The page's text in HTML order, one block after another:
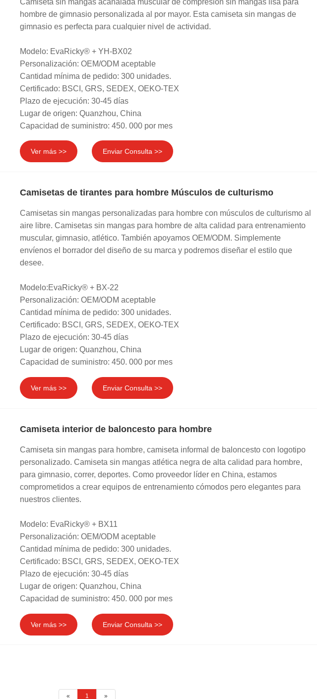
hombre de gimnasio personalizada al por mayor. Esta camiseta sin mangas de
gimnasio es perfecta para cualquier nivel de actividad.
Modelo: EvaRicky® + YH-BX02
Personalización: OEM/ODM aceptable
Cantidad mínima de pedido: 300 unidades.
Certificado: BSCI, GRS, SEDEX, OEKO-TEX
Plazo de ejecución: 30-45 días
Lugar de origen: Quanzhou, China
Capacidad de suministro: 450. 000 por mes
Ver más >> Enviar Consulta >>
Camisetas de tirantes para hombre Músculos de culturismo
Camisetas sin mangas personalizadas para hombre con músculos de culturismo al
aire libre. Camisetas sin mangas para hombre de alta calidad para entrenamiento
muscular, gimnasio, atlético. También apoyamos OEM/ODM. Simplemente
envíenos el borrador del diseño de su marca y podremos diseñar el estilo que
desee.
Modelo:EvaRicky® + BX-22
Personalización: OEM/ODM aceptable
Cantidad mínima de pedido: 300 unidades.
Certificado: BSCI, GRS, SEDEX, OEKO-TEX
Plazo de ejecución: 30-45 días
Lugar de origen: Quanzhou, China
Capacidad de suministro: 450. 000 por mes
Ver más >> Enviar Consulta >>
Camiseta interior de baloncesto para hombre
Camiseta sin mangas para hombre, camiseta informal de baloncesto con logotipo
personalizado. Camiseta sin mangas atlética negra de alta calidad para hombre,
para gimnasio, correr, deportes. Como proveedor líder en China, estamos
comprometidos a crear equipos de entrenamiento cómodos pero elegantes para
nuestros clientes.
Modelo: EvaRicky® + BX11
Personalización: OEM/ODM aceptable
Cantidad mínima de pedido: 300 unidades.
Certificado: BSCI, GRS, SEDEX, OEKO-TEX
Plazo de ejecución: 30-45 días
Lugar de origen: Quanzhou, China
Capacidad de suministro: 450. 000 por mes
Ver más >> Enviar Consulta >>
« 1 »